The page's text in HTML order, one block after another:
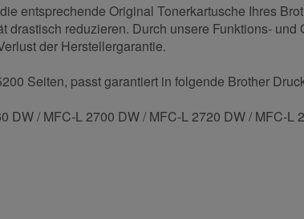
entsprechende Original Tonerkartusche Ihres
reduzieren. Durch unsere Funktions-
der Herstellergarantie.
Seiten, passt garantiert in folgende Brother
/ MFC-L 2700 DW / MFC-L 2720 DW / MFC-L